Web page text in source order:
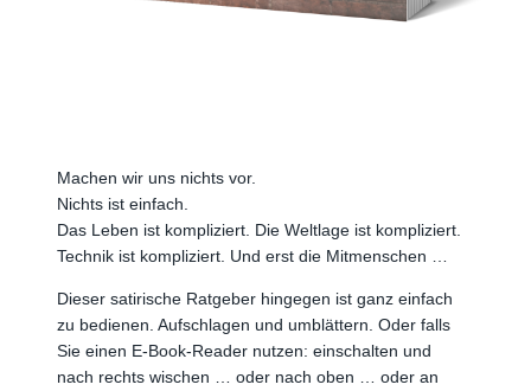
Machen wir uns nichts vor.
Nichts ist einfach.
Das Leben ist kompliziert. Die Weltlage ist kompliziert.
Technik ist kompliziert. Und erst die Mitmenschen …
Dieser satirische Ratgeber hingegen ist ganz einfach
zu bedienen. Aufschlagen und umblättern. Oder falls
Sie einen E-Book-Reader nutzen: einschalten und
nach rechts wischen … oder nach oben … oder an